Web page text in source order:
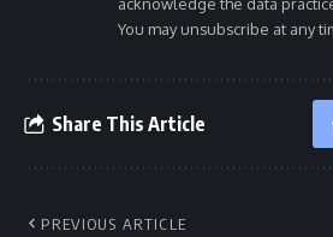
You may unsubscribe at any
Share This Article
PREVIOUS ARTICLE